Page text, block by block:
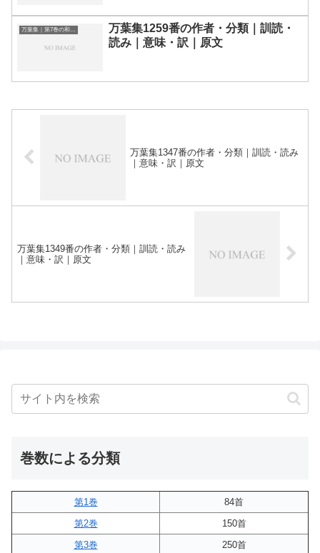
万葉集1259番の作者・分類｜訓読・
読み｜意味・訳｜原文
万葉集1347番の作者・分類｜訓読・読み
｜意味・訳｜原文
万葉集1349番の作者・分類｜訓読・読み
｜意味・訳｜原文
巻数による分類
第1巻
84首
第2巻
150首
第3巻
250首